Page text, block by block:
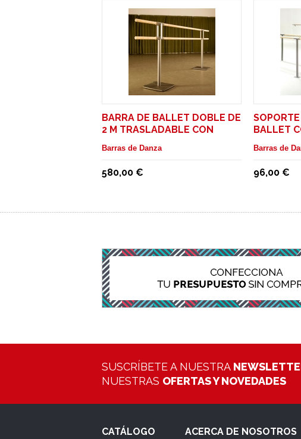
BARRA DE BALLET DOBLE DE
2 M TRASLADABLE CON
Barras de Danza
580,00 €
BALLET
Barras de
96,00 €
SUSCRÍBETE A NUESTRA
NUESTRAS OFERTAS Y NOVEDADES
CATÁLOGO ACERCA DE NOSOTROS